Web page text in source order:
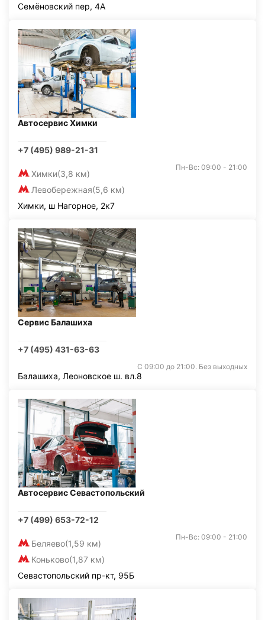
Семёновский пер, 4А
Автосервис Химки
+7 (495) 989-21-31
Химки(3,8 км)
Левобережная(5,6 км)
Пн-Вс: 09:00 - 21:00
Химки, ш Нагорное, 2к7
Сервис Балашиха
+7 (495) 431-63-63
С 09:00 до 21:00. Без выходных
Балашиха, Леоновское ш. вл.8
Автосервис Севастопольский
+7 (499) 653-72-12
Беляево(1,59 км)
Коньково(1,87 км)
Пн-Вс: 09:00 - 21:00
Севастопольский пр-кт, 95Б